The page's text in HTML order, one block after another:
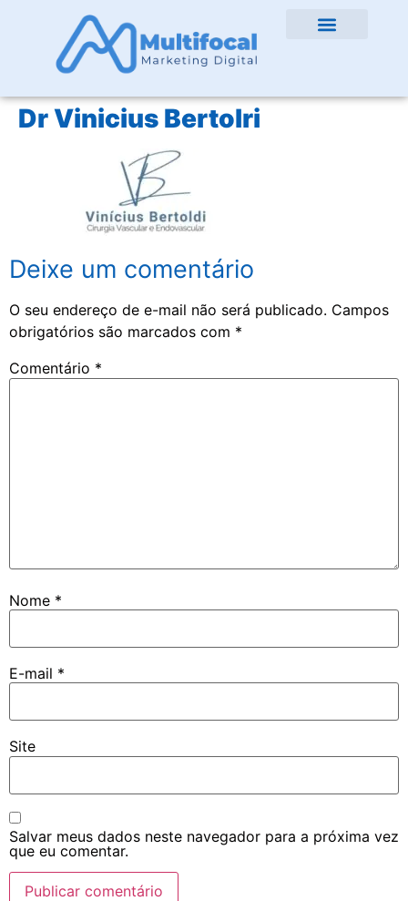
Dr Vinicius Bertolri
Deixe um comentário
O seu endereço de e-mail não será publicado. Campos
obrigatórios são marcados com *
Comentário *
Nome *
E-mail *
Site
Salvar meus dados neste navegador para a próxima vez
que eu comentar.